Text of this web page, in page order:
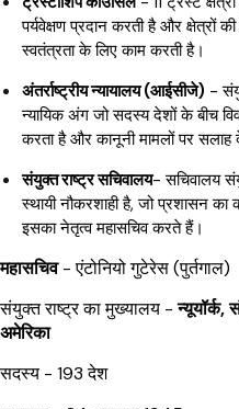
पर्यवेक्षण प्रदान करती है और क्षेत्रों
स्वतंत्रता के लिए काम करती है।
अंतर्राष्ट्रीय न्यायालय (आईसीजे) -
न्यायिक अंग जो सदस्य देशों के बीच
करता है और कानूनी मामलों पर सलाह
संयुक्त राष्ट्र सचिवालय- सचिवालय
स्थायी नौकरशाही है, जो प्रशासन
इसका नेतृत्व महासचिव करते हैं।
महासचिव- एंटोनियो गुटेरेस (पुर्तगाल)
संयुक्त राष्ट्र का मुख्यालय -न्यूयॉर्क,
अमेरिका
सदस्य - 193 देश